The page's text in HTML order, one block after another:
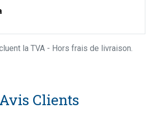
la TVA - Hors frais de livraison.
Avis Clients